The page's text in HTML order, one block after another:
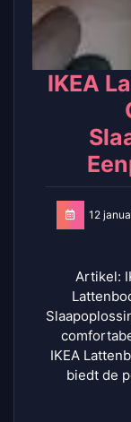
IKEA
12
Artikel:
IKEA
biedt de